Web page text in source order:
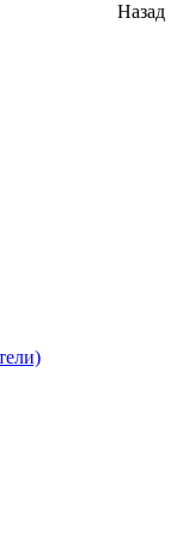
Назад